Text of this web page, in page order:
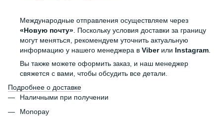
Международные отправления осуществляем через
«Новую почту» . Поскольку условия доставки за границу
могут меняться, рекомендуем уточнить актуальную
информацию у нашего менеджера в Viberили Instagram
Вы также можете оформить заказ, и наш менеджер
свяжется с вами, чтобы обсудить все детали.
Подробнее о доставке
Наличными при получении
Monopay